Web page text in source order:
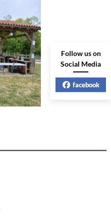
Follow us on
Social Media
facebook